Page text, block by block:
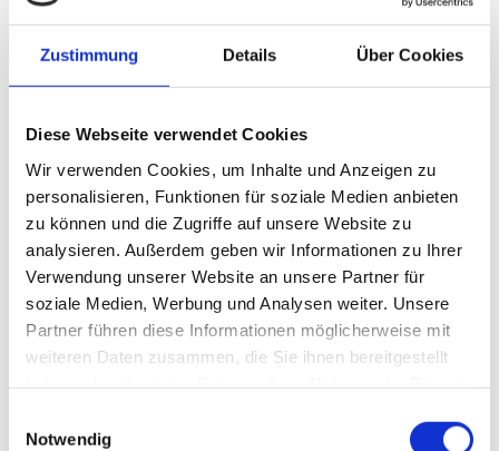
Zustimmung Details Über Cookies
Diese Webseite verwendet Cookies
Wir verwenden Cookies, um Inhalte und Anzeigen zu
personalisieren, Funktionen für soziale Medien anbieten
zu können und die Zugriffe auf unsere Website zu
analysieren. Außerdem geben wir Informationen zu Ihrer
Verwendung unserer Website an unsere Partner für
soziale Medien, Werbung und Analysen weiter. Unsere
Partner führen diese Informationen möglicherweise mit
weiteren Daten zusammen, die Sie ihnen bereitgestellt
Notwendig